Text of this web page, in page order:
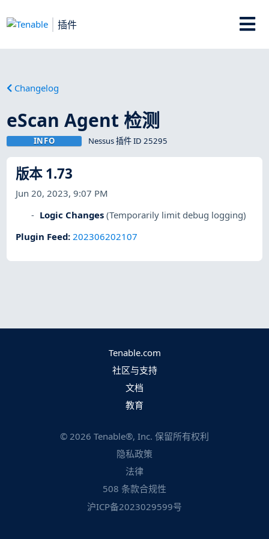
插件
Changelog
eScan Agent 检测
INFO Nessus 插件 ID 25295
版本 1.73
Jun 20, 2023, 9:07 PM
Logic Changes (Temporarily limit debug logging)
Plugin Feed:202306202107
Tenable.com
社区与支持
文档
教育
© 2026 Tenable®, Inc. 保留所有权利
隐私政策
法律
508 条款合规性
沪ICP备2023029599号